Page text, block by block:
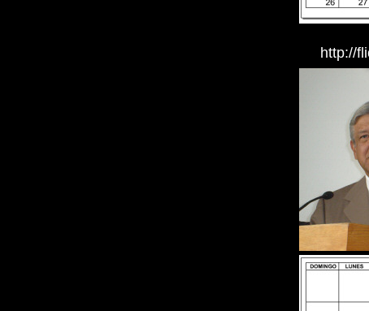
http://